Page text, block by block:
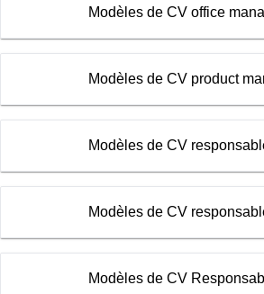
Modèles de CV office
Modèles de CV product
Modèles de CV
Modèles de CV
Modèles de CV